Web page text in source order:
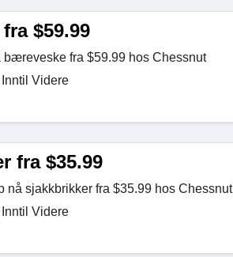
$59.99
bæreveske fra $59.99 hos Chessnut
Videre
fra $35.99
nå sjakkbrikker fra $35.99 hos Chessnut
Videre